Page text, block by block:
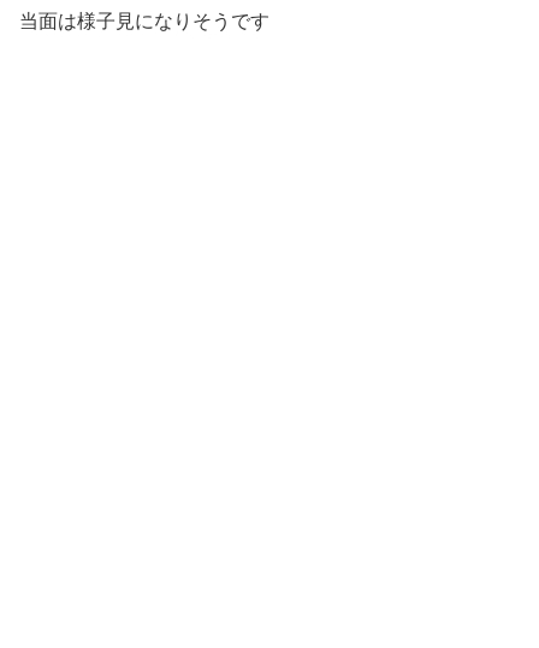
当面は様子見になりそうです